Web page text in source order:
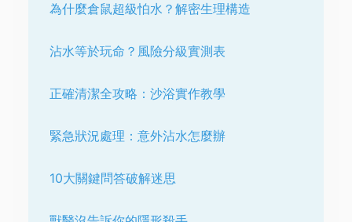
為什麼倉鼠超級怕水？解密生理構造
沾水等於玩命？風險分級實測表
正確清潔全攻略：沙浴實作教學
緊急狀況處理：意外沾水怎麼辦
10大關鍵問答破解迷思